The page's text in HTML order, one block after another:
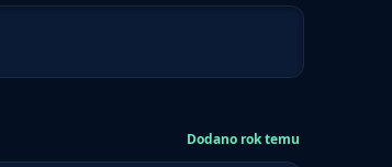
Dodano rok temu